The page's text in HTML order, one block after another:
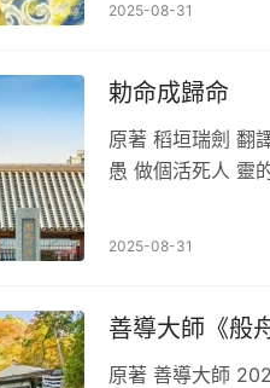
2025-08-31
勅命成歸命
原著 稻垣瑞劍 翻
愚 做個活死人 靈
2025-08-31
善導大師《般
原著 善導大師